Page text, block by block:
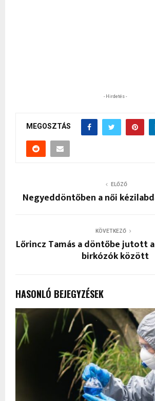
- Hirdetés -
MEGOSZTÁS
ELŐZŐ
Negyeddöntőben a női
KÖVETKEZŐ
Lőrincz Tamás a döntőbe jutott
birkózók között
HASONLÓ BEJEGYZÉSEK